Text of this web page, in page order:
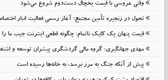
وقتی عروسی با قیمت یخچال دست‌دوم شروع می‌شود
تحول در زنجیره تأمین مجتمع؛ آغاز رسمی فعالیت انبار
قیمت پنهان یک کلیک ناتمام: چگونه قطعی اینترنت جیب ما را
مهدی جهانگیری: گروه مالی گردشگری پیشران توسعه و
پیش از آنکه جنگ به مرز برسد، به خانه‌ها رسیده است